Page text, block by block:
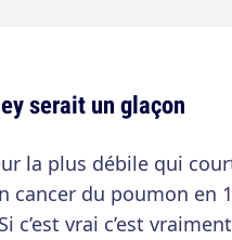
serait un glaçon
la plus débile qui
cancer du poumon en
c’est vrai c’est